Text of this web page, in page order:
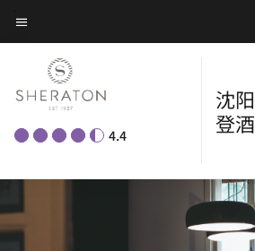
Skip
to
main
content
菜单文本
4.4
沈
登